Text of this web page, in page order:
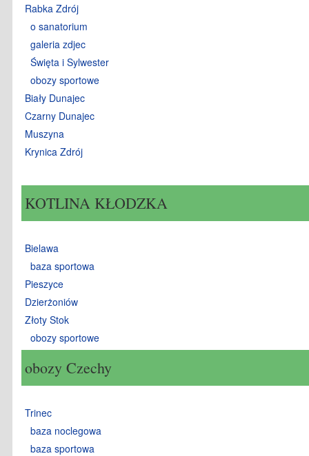
Rabka Zdrój
o sanatorium
galeria zdjec
Święta i Sylwester
obozy sportowe
Biały Dunajec
Czarny Dunajec
Muszyna
Krynica Zdrój
KOTLINA KŁODZKA
Bielawa
baza sportowa
Pieszyce
Dzierżoniów
Złoty Stok
obozy sportowe
obozy Czechy
Trinec
baza noclegowa
baza sportowa